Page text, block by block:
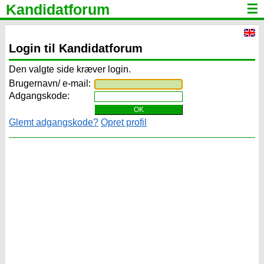
Kandidatforum ☰
Login til Kandidatforum
Den valgte side kræver login.
Brugernavn/ e-mail:
Adgangskode:
Glemt adgangskode? Opret profil